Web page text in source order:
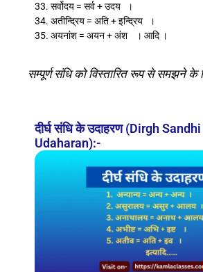
33. सर्वोदय = सर्व + उदय ।
34. अतीन्द्रिय = अति + इन्द्रिय ।
35. अयनांश = अयन + अंश । आदि ।
सम्पूर्ण संधि को विस्तारित रूप से समझने के
दीर्घ संधि के उदाहरण (Dirgh
Udaharan):-